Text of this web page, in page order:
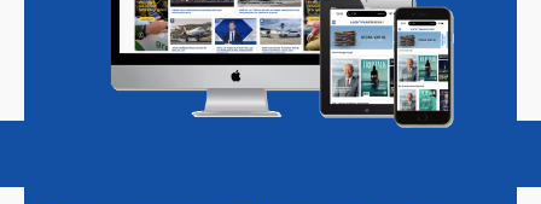
Magazine Podcasts Vacatures